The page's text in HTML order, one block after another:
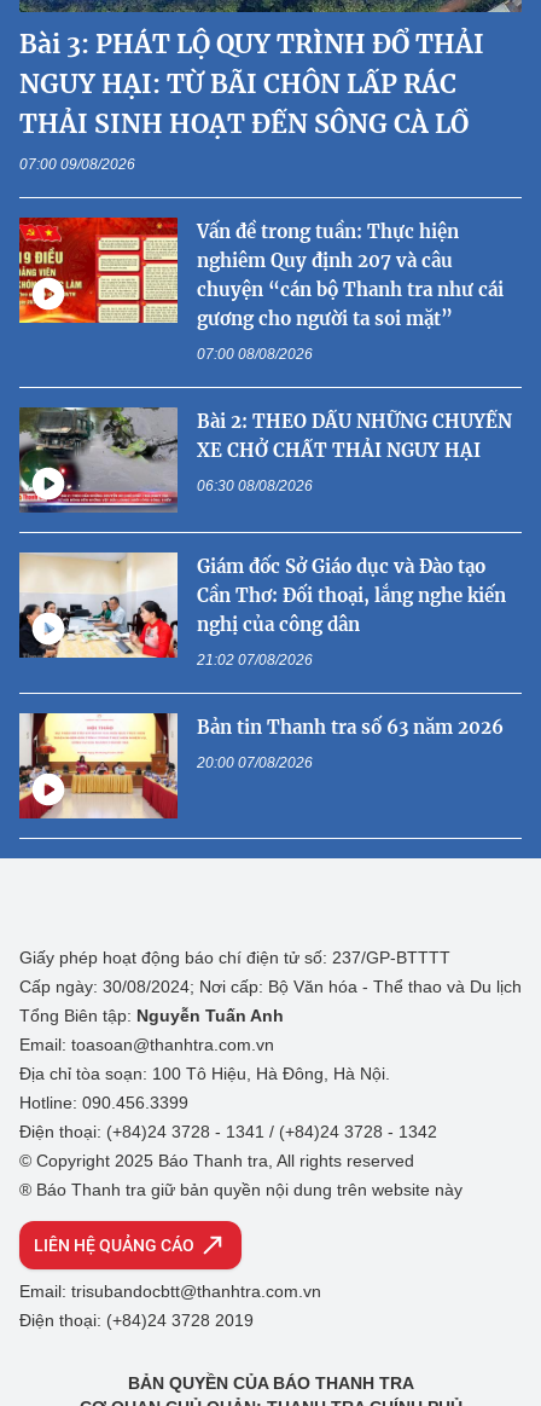
Bài 3: PHÁT LỘ QUY TRÌNH ĐỔ THẢI
NGUY HẠI: TỪ BÃI CHÔN LẤP RÁC
THẢI SINH HOẠT ĐẾN SÔNG CÀ LỒ
07:00 09/08/2026
Vấn đề trong tuần: Thực hiện
nghiêm Quy định 207 và câu
chuyện “cán bộ Thanh tra như cái
gương cho người ta soi mặt”
07:00 08/08/2026
Bài 2: THEO DẤU NHỮNG CHUYẾN
XE CHỞ CHẤT THẢI NGUY HẠI
06:30 08/08/2026
Giám đốc Sở Giáo dục và Đào tạo
Cần Thơ: Đối thoại, lắng nghe kiến
nghị của công dân
21:02 07/08/2026
Bản tin Thanh tra số 63 năm 2026
20:00 07/08/2026
Giấy phép hoạt động báo chí điện tử số: 237/GP-BTTTT
Cấp ngày: 30/08/2024; Nơi cấp: Bộ Văn hóa - Thể thao và Du lịch
Tổng Biên tập: Nguyễn Tuấn Anh
Email: toasoan@thanhtra.com.vn
Địa chỉ tòa soạn: 100 Tô Hiệu, Hà Đông, Hà Nội.
Hotline: 090.456.3399
Điện thoại: (+84)24 3728 - 1341 / (+84)24 3728 - 1342
© Copyright 2025 Báo Thanh tra, All rights reserved
® Báo Thanh tra giữ bản quyền nội dung trên website này
LIÊN HỆ QUẢNG CÁO
Email: trisubandocbtt@thanhtra.com.vn
Điện thoại: (+84)24 3728 2019
BẢN QUYỀN CỦA BÁO THANH TRA